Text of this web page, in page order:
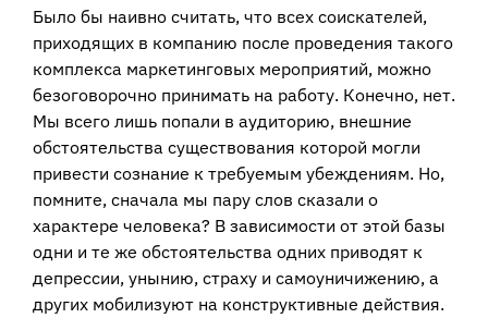
Было бы наивно считать, что всех соискателей,
приходящих в компанию после проведения такого
комплекса маркетинговых мероприятий, можно
безоговорочно принимать на работу. Конечно, нет.
Мы всего лишь попали в аудиторию, внешние
обстоятельства существования которой могли
привести сознание к требуемым убеждениям. Но,
помните, сначала мы пару слов сказали о
характере человека? В зависимости от этой базы
одни и те же обстоятельства одних приводят к
депрессии, унынию, страху и самоуничижению, а
других мобилизуют на конструктивные действия.